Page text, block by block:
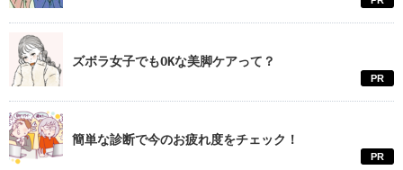
ズボラ女子でもOKな美脚ケアって？
PR
簡単な診断で今のお疲れ度をチェック！
PR